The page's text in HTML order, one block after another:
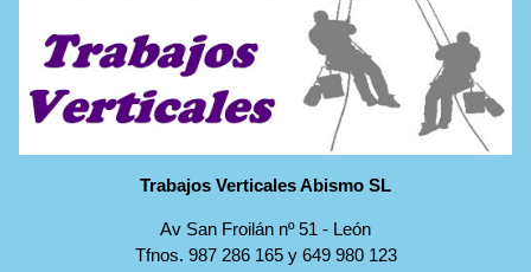
Trabajos Verticales Abismo SL
Av San Froilán nº 51 - León
Tfnos. 987 286 165y 649 980 123